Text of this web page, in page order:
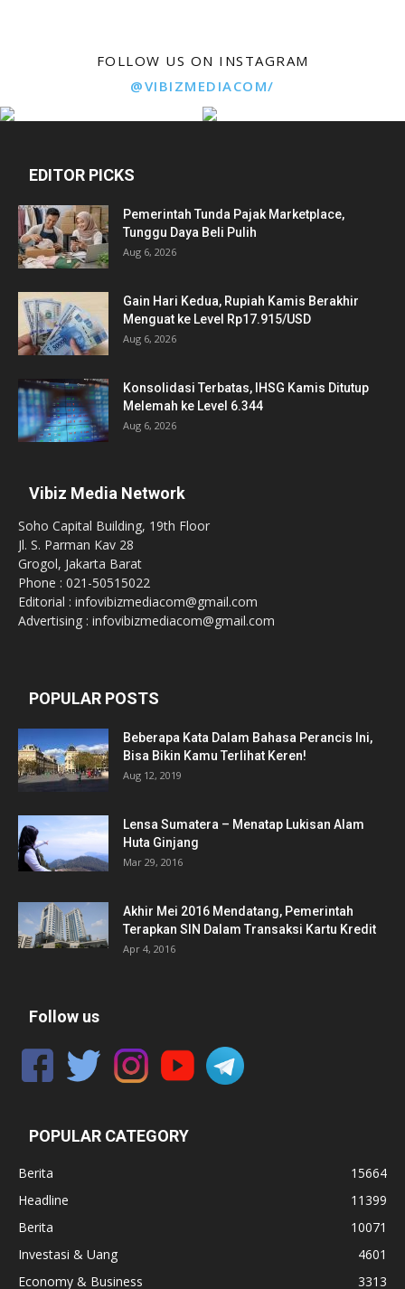
FOLLOW US ON INSTAGRAM
@VIBIZMEDIACOM/
EDITOR PICKS
Pemerintah Tunda Pajak Marketplace,
Tunggu Daya Beli Pulih
Aug 6, 2026
Gain Hari Kedua, Rupiah Kamis Berakhir
Menguat ke Level Rp17.915/USD
Aug 6, 2026
Konsolidasi Terbatas, IHSG Kamis Ditutup
Melemah ke Level 6.344
Aug 6, 2026
Vibiz Media Network
Soho Capital Building, 19th Floor
Jl. S. Parman Kav 28
Grogol, Jakarta Barat
Phone : 021-50515022
Editorial : infovibizmediacom@gmail.com
Advertising : infovibizmediacom@gmail.com
POPULAR POSTS
Beberapa Kata Dalam Bahasa Perancis Ini,
Bisa Bikin Kamu Terlihat Keren!
Aug 12, 2019
Lensa Sumatera – Menatap Lukisan Alam
Huta Ginjang
Mar 29, 2016
Akhir Mei 2016 Mendatang, Pemerintah
Terapkan SIN Dalam Transaksi Kartu Kredit
Apr 4, 2016
Follow us
POPULAR CATEGORY
Berita
15664
Headline
11399
Berita
10071
Investasi & Uang
4601
Economy & Business
3313